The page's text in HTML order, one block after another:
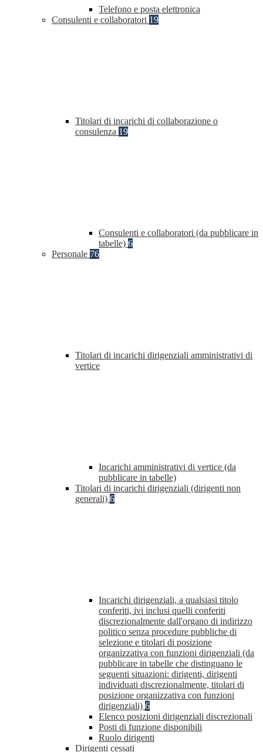
Telefono e posta elettronica
Consulenti e collaboratori 19
Titolari di incarichi di collaborazione o
consulenza 19
Consulenti e collaboratori (da pubblicare in
tabelle) 6
Personale 76
Titolari di incarichi dirigenziali amministrativi di
vertice
Incarichi amministrativi di vertice (da
pubblicare in tabelle)
Titolari di incarichi dirigenziali (dirigenti non
generali) 6
Incarichi dirigenziali, a qualsiasi titolo
conferiti, ivi inclusi quelli conferiti
discrezionalmente dall'organo di indirizzo
politico senza procedure pubbliche di
selezione e titolari di posizione
organizzativa con funzioni dirigenziali (da
pubblicare in tabelle che distinguano le
seguenti situazioni: dirigenti, dirigenti
individuati discrezionalmente, titolari di
posizione organizzativa con funzioni
dirigenziali) 6
Elenco posizioni dirigenziali discrezionali
Posti di funzione disponibili
Ruolo dirigenti
Dirigenti cessati